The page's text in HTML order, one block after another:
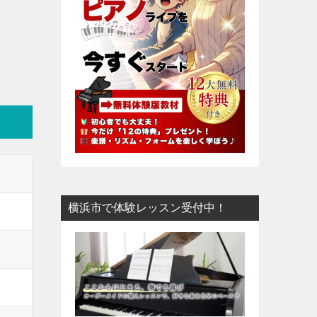
横浜市で体験レッスン受付中！